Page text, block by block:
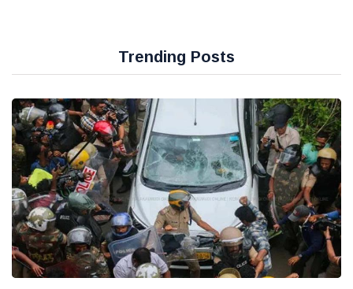
Trending Posts